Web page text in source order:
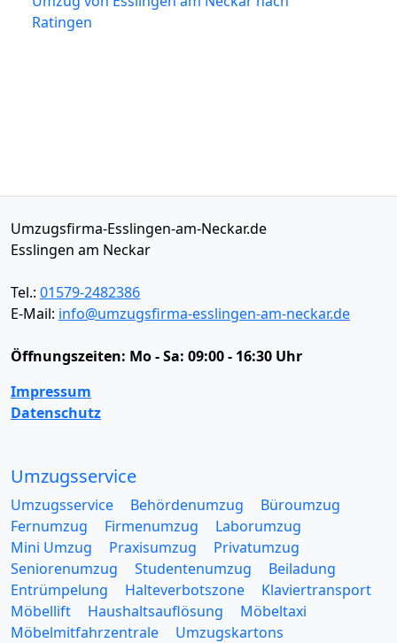
Ratingen
Umzugsfirma-Esslingen-am-Neckar.de
Esslingen am Neckar
Tel.: 01579-2482386
E-Mail: info@umzugsfirma-esslingen-am-neckar.de
Öffnungszeiten: Mo - Sa: 09:00 - 16:30 Uhr
Impressum
Datenschutz
Umzugsservice
Umzugsservice Behördenumzug
Büroumzug
Fernumzug
Firmenumzug
Laborumzug
Mini Umzug
Praxisumzug
Privatumzug
Seniorenumzug
Studentenumzug
Beiladung
Entrümpelung
Halteverbotszone
Klaviertransport
Möbellift
Haushaltsauflösung
Möbeltaxi
Möbelmitfahrzentrale
Umzugskartons